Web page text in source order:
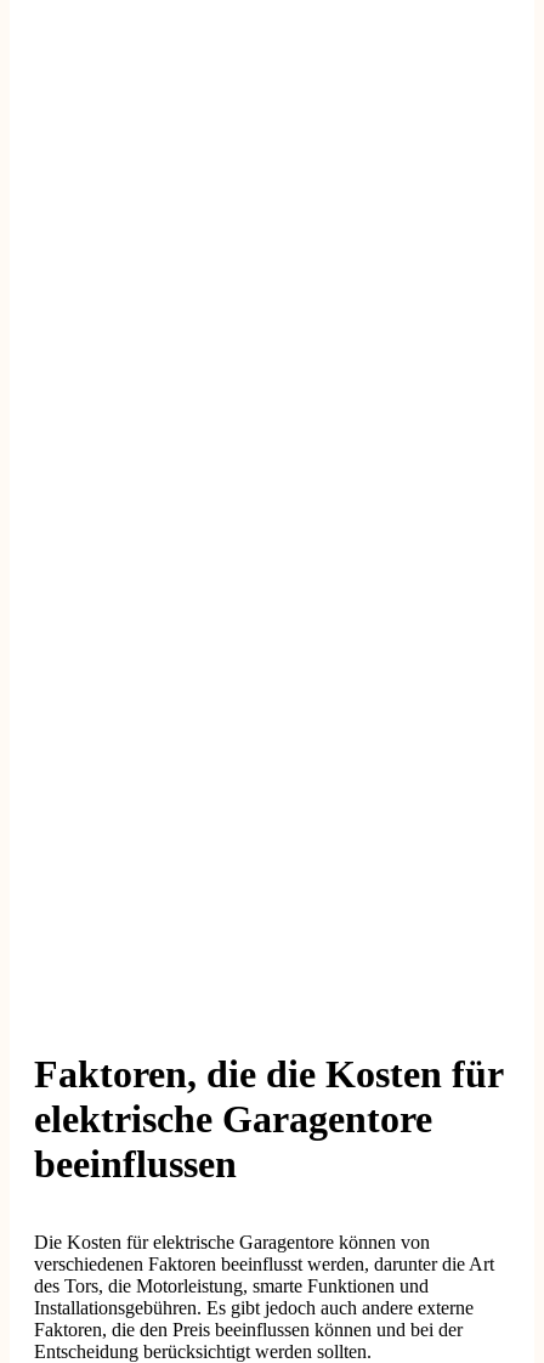
Faktoren, die die Kosten für
elektrische Garagentore
beeinflussen
Die Kosten für elektrische Garagentore können von
verschiedenen Faktoren beeinflusst werden, darunter die Art
des Tors, die Motorleistung, smarte Funktionen und
Installationsgebühren. Es gibt jedoch auch andere externe
Faktoren, die den Preis beeinflussen können und bei der
Entscheidung berücksichtigt werden sollten.